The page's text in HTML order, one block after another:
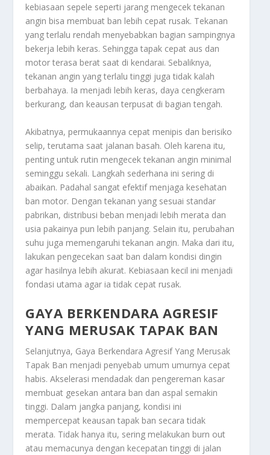
kebiasaan sepele seperti jarang mengecek tekanan
angin bisa membuat ban lebih cepat rusak. Tekanan
yang terlalu rendah menyebabkan bagian sampingnya
bekerja lebih keras. Sehingga tapak cepat aus dan
motor terasa berat saat di kendarai. Sebaliknya,
tekanan angin yang terlalu tinggi juga tidak kalah
berbahaya. Ia menjadi lebih keras, daya cengkeram
berkurang, dan keausan terpusat di bagian tengah.
Akibatnya, permukaannya cepat menipis dan berisiko
selip, terutama saat jalanan basah. Oleh karena itu,
penting untuk rutin mengecek tekanan angin minimal
seminggu sekali. Langkah sederhana ini sering di
abaikan. Padahal sangat efektif menjaga kesehatan
ban motor. Dengan tekanan yang sesuai standar
pabrikan, distribusi beban menjadi lebih merata dan
usia pakainya pun lebih panjang. Selain itu, perubahan
suhu juga memengaruhi tekanan angin. Maka dari itu,
lakukan pengecekan saat ban dalam kondisi dingin
agar hasilnya lebih akurat. Kebiasaan kecil ini menjadi
fondasi utama agar ia tidak cepat rusak.
GAYA BERKENDARA AGRESIF
YANG MERUSAK TAPAK BAN
Selanjutnya, Gaya Berkendara Agresif Yang Merusak
Tapak Ban menjadi penyebab umum umurnya cepat
habis. Akselerasi mendadak dan pengereman kasar
membuat gesekan antara ban dan aspal semakin
tinggi. Dalam jangka panjang, kondisi ini
mempercepat keausan tapak ban secara tidak
merata. Tidak hanya itu, sering melakukan burn out
atau memacunya dengan kecepatan tinggi di jalan